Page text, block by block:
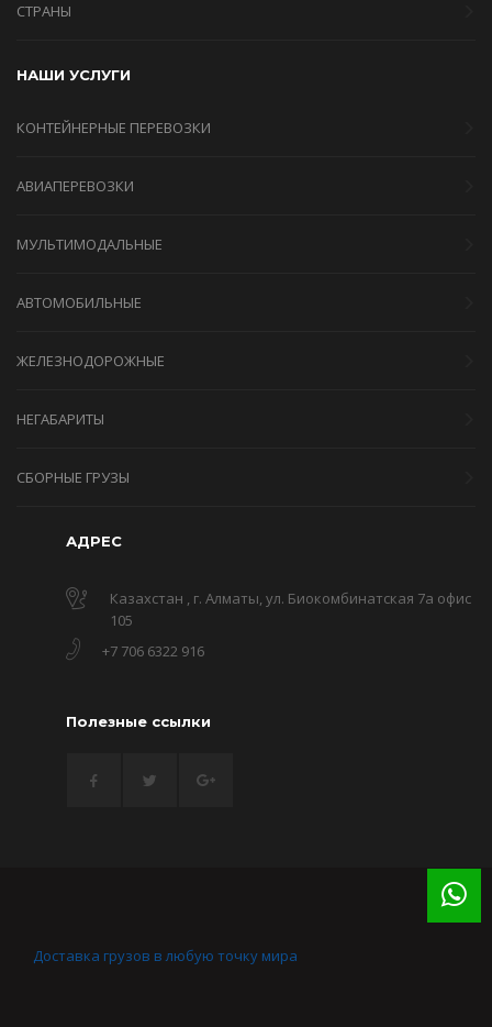
СТРАНЫ
НАШИ УСЛУГИ
КОНТЕЙНЕРНЫЕ ПЕРЕВОЗКИ
АВИАПЕРЕВОЗКИ
МУЛЬТИМОДАЛЬНЫЕ
АВТОМОБИЛЬНЫЕ
ЖЕЛЕЗНОДОРОЖНЫЕ
НЕГАБАРИТЫ
СБОРНЫЕ ГРУЗЫ
АДРЕС
Казахстан , г. Алматы, ул. Биокомбинатская 7а офис
105
+7 706 6322 916
Полезные ссылки
Доставка грузов в любую точку мира